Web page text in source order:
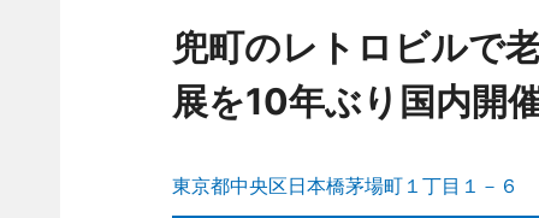
兜町のレトロビルで
展を10年ぶり国内開
東京都中央区日本橋茅場町１丁目１－６